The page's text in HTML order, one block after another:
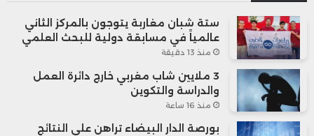
ستة شبان مغاربة يتوجون بالمركز الثاني
عالمياً في مسابقة دولية للبحث العلمي
منذ 13 دقيقة
3 ملايين شاب مغربي خارج دائرة العمل
والدراسة والتكوين
منذ 16 ساعة
بورصة الدار البيضاء تراهن على النتائج